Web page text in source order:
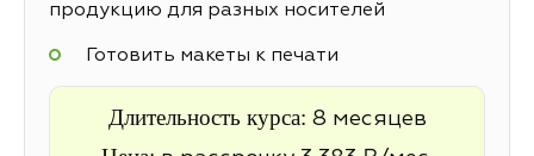
продукцию для разных носителей
Готовить макеты к печати
Длительность курса: 8 месяцев